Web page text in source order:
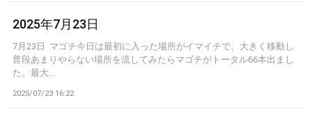
2025年7月23日
7月23日 マゴチ今日は最初に入った場所がイマイチで、大きく移動し
普段あまりやらない場所を流してみたらマゴチがトータル66本出まし
た。最大...
2025/07/23 16:22